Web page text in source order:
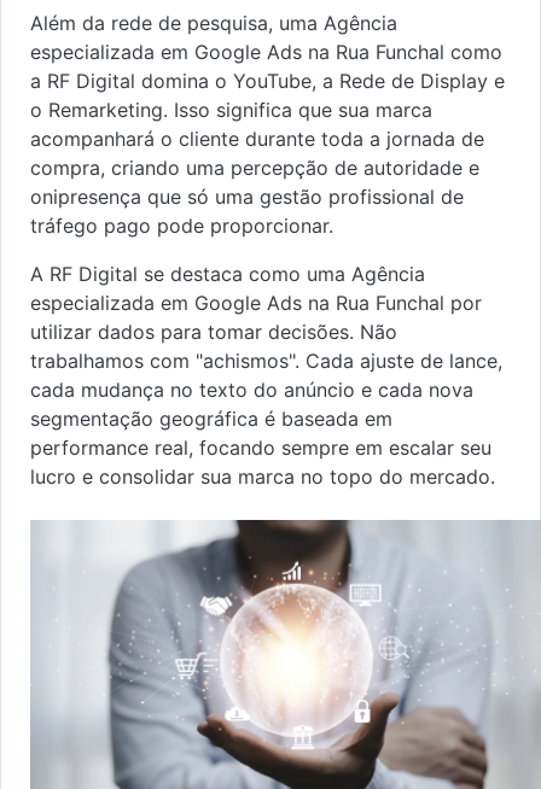
Além da rede de pesquisa, uma Agência
especializada em Google Ads na Rua Funchal como
a RF Digital domina o YouTube, a Rede de Display e
o Remarketing. Isso significa que sua marca
acompanhará o cliente durante toda a jornada de
compra, criando uma percepção de autoridade e
onipresença que só uma gestão profissional de
tráfego pago pode proporcionar.
A RF Digital se destaca como uma Agência
especializada em Google Ads na Rua Funchal por
utilizar dados para tomar decisões. Não
trabalhamos com "achismos". Cada ajuste de lance,
cada mudança no texto do anúncio e cada nova
segmentação geográfica é baseada em
performance real, focando sempre em escalar seu
lucro e consolidar sua marca no topo do mercado.